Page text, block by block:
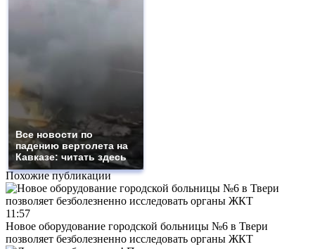
Все новости по
падению вертолета на
Кавказе: читать здесь
Похожие публикации
11:57
Новое оборудование городской больницы №6 в Твери
позволяет безболезненно исследовать органы ЖКТ